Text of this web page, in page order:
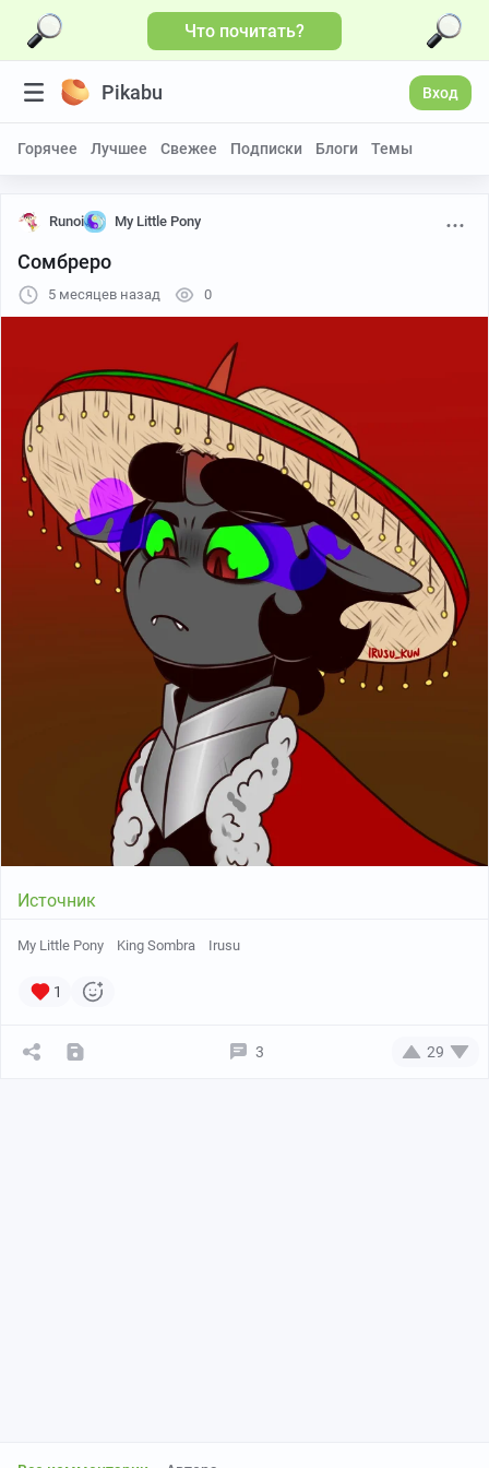
Что почитать?
Pikabu Вход
Горячее Лучшее Свежее Подписки Блоги Темы
Runoi My Little Pony
Сомбреро
5 месяцев назад 0
Источник
My Little Pony King Sombra Irusu
1
3 29